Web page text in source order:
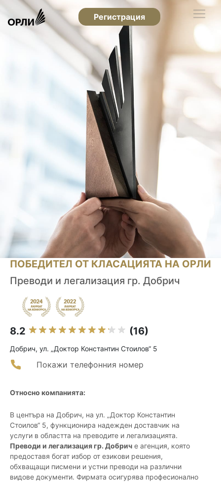
Регистрация
ПОБЕДИТЕЛ ОТ КЛАСАЦИЯТА НА ОРЛИ
Преводи и легализация гр. Добрич
8.2 (16)
Добрич, ул. „Доктор Константин Стоилов“ 5
Покажи телефонния номер
Относно компанията:
В центъра на Добрич, на ул. „Доктор Константин
Стоилов“ 5, функционира надежден доставчик на
услуги в областта на преводите и легализацията.
Преводи и легализация гр. Добрич е агенция, която
предоставя богат избор от езикови решения,
обхващащи писмени и устни преводи на различни
видове документи. Фирмата осигурява професионално